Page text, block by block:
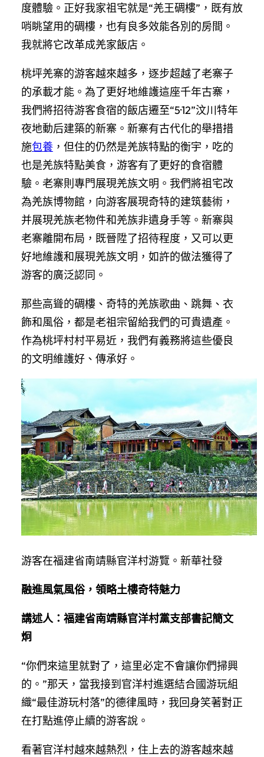
度體驗。正好我家祖宅就是“羌王碉樓”，既有放
哨眺望用的碉樓，也有良多效能各別的房間。
我就將它改革成羌家飯店。
桃坪羌寨的游客越來越多，逐步超越了老寨子
的承載才能。為了更好地維護這座千年古寨，
我們將招待游客食宿的飯店遷至“5·12”汶川特年
夜地動后建築的新寨。新寨有古代化的舉措措
施包養 ，但住的仍然是羌族特點的衡宇，吃的
也是羌族特點美食，游客有了更好的食宿體
驗。老寨則專門展現羌族文明。我們將祖宅改
為羌族博物館，向游客展現奇特的建筑藝術，
并展現羌族老物件和羌族非遺身手等。新寨與
老寨離開布局，既晉陞了招待程度，又可以更
好地維護和展現羌族文明，如許的做法獲得了
游客的廣泛認同。
那些高聳的碉樓、奇特的羌族歌曲、跳舞、衣
飾和風俗，都是老祖宗留給我們的可貴遺產。
作為桃坪村村平易近，我們有義務將這些優良
的文明維護好、傳承好。
游客在福建省南靖縣官洋村游覽。新華社發
融進風氣風俗，領略土樓奇特魅力
講述人：福建省南靖縣官洋村黨支部書記簡文
炯
“你們來這里就對了，這里必定不會讓你們掃興
的。”那天，當我接到官洋村進選結合國游玩組
織“最佳游玩村落”的德律風時，我回身笑著對正
在打點進停止續的游客說。
看著官洋村越來越熱烈，住上去的游客越來越